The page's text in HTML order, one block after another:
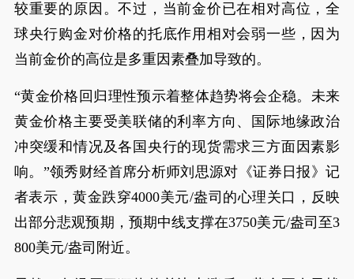
较重要的原因。不过，当前金价已在相对高位，全
球央行购金对价格的托底作用相对会弱一些，因为
当前金价的高位是多重因素叠加导致的。
“黄金价格回归理性预示着整体趋势将会企稳。未来
黄金价格主要受美联储的利率方向、国际地缘政治
冲突缓和情况及各国央行的现货需求三方面因素影
响。”领秀财经首席分析师刘思源对《证券日报》记
者表示，黄金跌穿4000美元/盎司的心理关口，反映
出部分悲观预期，预期中线支撑在3750美元/盎司至3
800美元/盎司附近。